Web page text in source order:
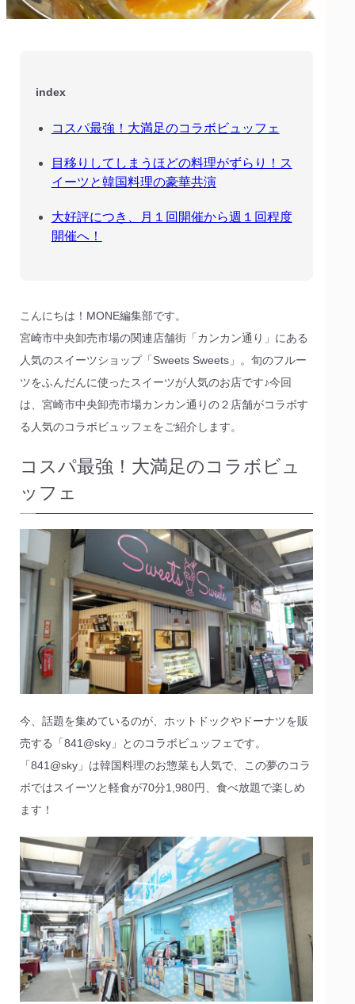
index
コスパ最強！大満足のコラボビュッフェ
目移りしてしまうほどの料理がずらり！ス
イーツと韓国料理の豪華共演
大好評につき、月１回開催から週１回程度
開催へ！
こんにちは！MONE編集部です。
宮崎市中央卸売市場の関連店舗街「カンカン通り」にある
人気のスイーツショップ「Sweets Sweets」。旬のフルー
ツをふんだんに使ったスイーツが人気のお店です♪今回
は、宮崎市中央卸売市場カンカン通りの２店舗がコラボす
る人気のコラボビュッフェをご紹介します。
コスパ最強！大満足のコラボビュ
ッフェ
今、話題を集めているのが、ホットドックやドーナツを販
売する「841@sky」とのコラボビュッフェです。
「841@sky」は韓国料理のお惣菜も人気で、この夢のコラ
ボではスイーツと軽食が70分1,980円、食べ放題で楽しめ
ます！